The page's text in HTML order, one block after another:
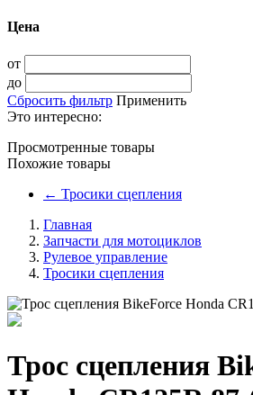
Цена
от
до
Сбросить фильтр Применить
Это интересно:
Просмотренные товары
Похожие товары
← Тросики сцепления
Главная
Запчасти для мотоциклов
Рулевое управление
Тросики сцепления
Трос сцепления